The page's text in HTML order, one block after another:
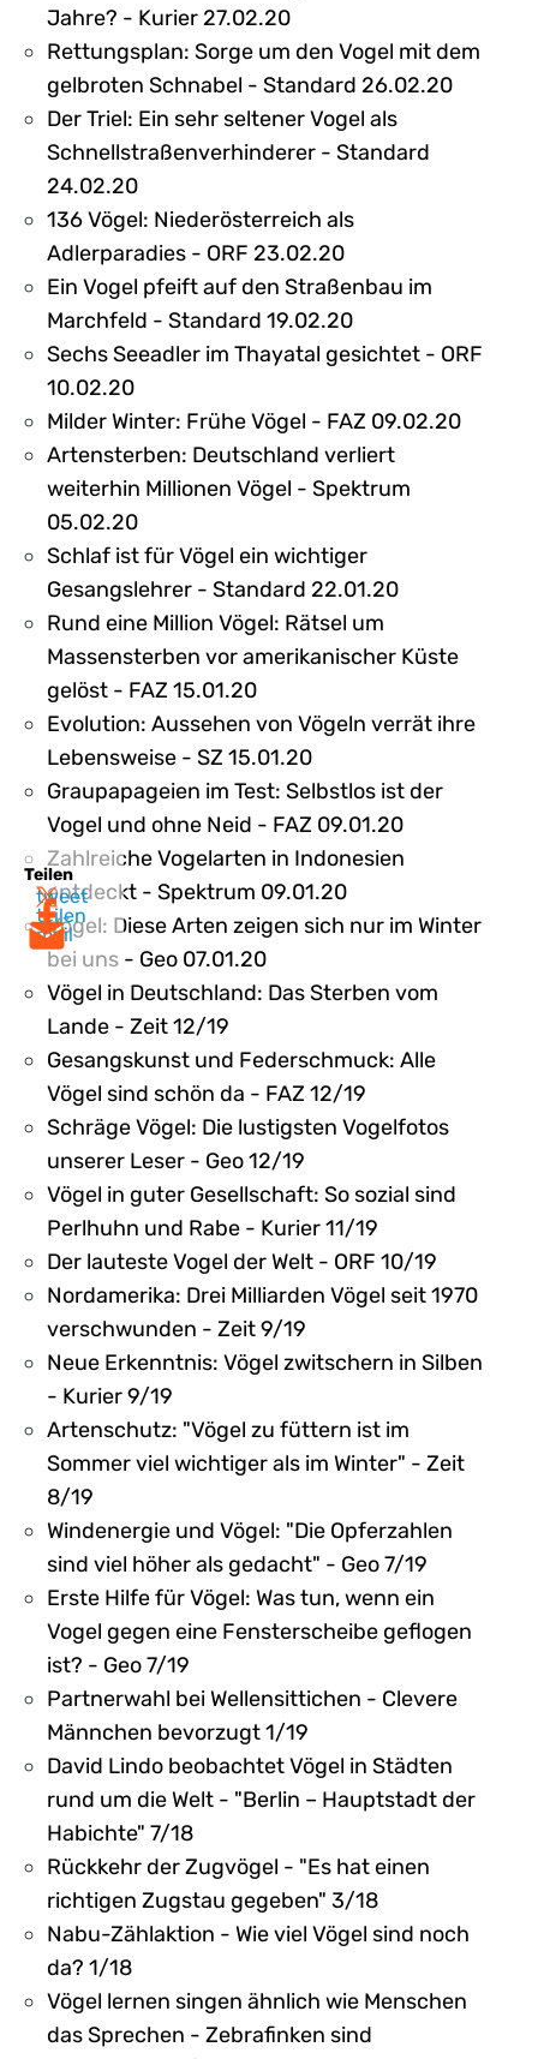
Teilen
tweet
teilen
mail
Jahre? - Kurier 27.02.20
Rettungsplan: Sorge um den Vogel mit dem
gelbroten Schnabel - Standard 26.02.20
Der Triel: Ein sehr seltener Vogel als
Schnellstraßenverhinderer - Standard
24.02.20
136 Vögel: Niederösterreich als
Adlerparadies - ORF 23.02.20
Ein Vogel pfeift auf den Straßenbau im
Marchfeld - Standard 19.02.20
Sechs Seeadler im Thayatal gesichtet - ORF
10.02.20
Milder Winter: Frühe Vögel - FAZ 09.02.20
Artensterben: Deutschland verliert
weiterhin Millionen Vögel - Spektrum
05.02.20
Schlaf ist für Vögel ein wichtiger
Gesangslehrer - Standard 22.01.20
Rund eine Million Vögel: Rätsel um
Massensterben vor amerikanischer Küste
gelöst - FAZ 15.01.20
Evolution: Aussehen von Vögeln verrät ihre
Lebensweise - SZ 15.01.20
Graupapageien im Test: Selbstlos ist der
Vogel und ohne Neid - FAZ 09.01.20
Zahlreiche Vogelarten in Indonesien
entdeckt - Spektrum 09.01.20
Vögel: Diese Arten zeigen sich nur im Winter
bei uns - Geo 07.01.20
Vögel in Deutschland: Das Sterben vom
Lande - Zeit 12/19
Gesangskunst und Federschmuck: Alle
Vögel sind schön da - FAZ 12/19
Schräge Vögel: Die lustigsten Vogelfotos
unserer Leser - Geo 12/19
Vögel in guter Gesellschaft: So sozial sind
Perlhuhn und Rabe - Kurier 11/19
Der lauteste Vogel der Welt - ORF 10/19
Nordamerika: Drei Milliarden Vögel seit 1970
verschwunden - Zeit 9/19
Neue Erkenntnis: Vögel zwitschern in Silben
- Kurier 9/19
Artenschutz: "Vögel zu füttern ist im
Sommer viel wichtiger als im Winter" - Zeit
8/19
Windenergie und Vögel: "Die Opferzahlen
sind viel höher als gedacht" - Geo 7/19
Erste Hilfe für Vögel: Was tun, wenn ein
Vogel gegen eine Fensterscheibe geflogen
ist? - Geo 7/19
Partnerwahl bei Wellensittichen - Clevere
Männchen bevorzugt 1/19
David Lindo beobachtet Vögel in Städten
rund um die Welt - "Berlin – Hauptstadt der
Habichte" 7/18
Rückkehr der Zugvögel - "Es hat einen
richtigen Zugstau gegeben" 3/18
Nabu-Zählaktion - Wie viel Vögel sind noch
da? 1/18
Vögel lernen singen ähnlich wie Menschen
das Sprechen - Zebrafinken sind